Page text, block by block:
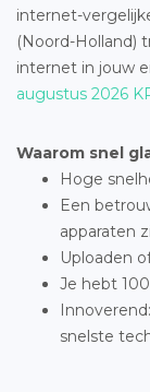
internet-
(Noord-Holland)
internet in jouw
augustus 2026
Waarom snel
Hoge
Een
apparaten
Uploaden
Je hebt
snelste